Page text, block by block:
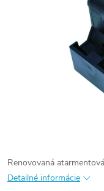
Renovovaná
Detailné informácie